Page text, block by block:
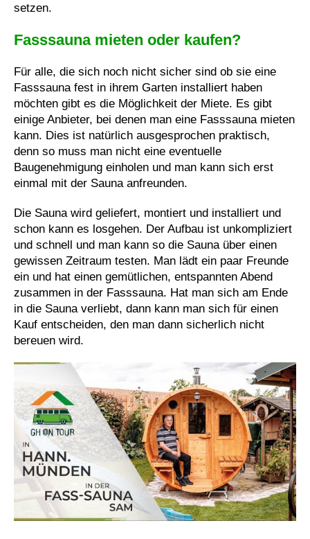
setzen.
Fasssauna mieten oder kaufen?
Für alle, die sich noch nicht sicher sind ob sie eine
Fasssauna fest in ihrem Garten installiert haben
möchten gibt es die Möglichkeit der Miete. Es gibt
einige Anbieter, bei denen man eine Fasssauna mieten
kann. Dies ist natürlich ausgesprochen praktisch,
denn so muss man nicht eine eventuelle
Baugenehmigung einholen und man kann sich erst
einmal mit der Sauna anfreunden.
Die Sauna wird geliefert, montiert und installiert und
schon kann es losgehen. Der Aufbau ist unkompliziert
und schnell und man kann so die Sauna über einen
gewissen Zeitraum testen. Man lädt ein paar Freunde
ein und hat einen gemütlichen, entspannten Abend
zusammen in der Fasssauna. Hat man sich am Ende
in die Sauna verliebt, dann kann man sich für einen
Kauf entscheiden, den man dann sicherlich nicht
bereuen wird.